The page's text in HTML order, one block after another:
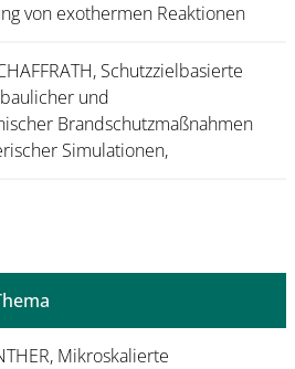
von exothermen Reaktionen
Schutzzielbasierte
und
Brandschutzmaßnahmen
Simulationen,
Mikroskalierte